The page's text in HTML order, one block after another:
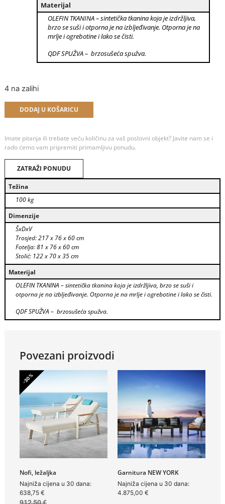
Materijal
OLEFIN TKANINA – sintetička tkanina koja je izdržljiva,
brzo se suši i otporna je na izbljeđivanje. Otporna je na
mrlje i ogrebotine i lako se čisti.
QDF SPUŽVA – brzosušeća spužva.
4 na zalihi
DODAJ U KOŠARICU
Imate pitanja ili trebate veću količinu za vaš poslovni objekt? Javite nam se i
rado ćemo vam pripremiti primamljivu ponudu.
ZATRAŽI PONUDU
Težina
100 kg
Dimenzije
ŠxDxV
Trosjed: 217 x 76 x 60 cm
Fotelja: 81 x 76 x 60 cm
Stolić: 122 x 70 x 35 cm
Materijal
OLEFIN TKANINA – sintetička tkanina koja je izdržljiva, brzo se suši i
otporna je na izbljeđivanje. Otporna je na mrlje i ogrebotine i lako se čisti.
QDF SPUŽVA – brzosušeća spužva.
Povezani proizvodi
-30%
Nofi, ležaljka
Najniža cijena u 30 dana:
638,75 €
912,50€
Garnitura NEW YORK
Najniža cijena u 30 dana:
4.875,00 €